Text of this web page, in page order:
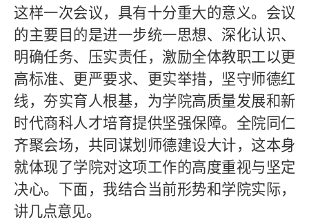
这样一次会议，具有十分重大的意义。会议
的主要目的是进一步统一思想、深化认识、
明确任务、压实责任，激励全体教职工以更
高标准、更严要求、更实举措，坚守师德红
线，夯实育人根基，为学院高质量发展和新
时代商科人才培育提供坚强保障。全院同仁
齐聚会场，共同谋划师德建设大计，这本身
就体现了学院对这项工作的高度重视与坚定
决心。下面，我结合当前形势和学院实际，
讲几点意见。